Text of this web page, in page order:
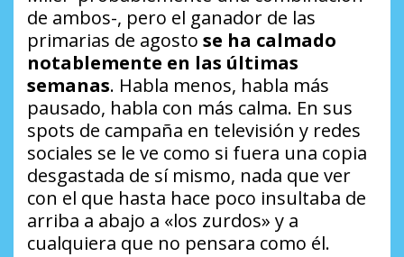
de ambos-, pero el ganador de las
primarias de agosto se ha calmado
notablemente en las últimas
semanas. Habla menos, habla más
pausado, habla con más calma. En sus
spots de campaña en televisión y redes
sociales se le ve como si fuera una copia
desgastada de sí mismo, nada que ver
con el que hasta hace poco insultaba de
arriba a abajo a «los zurdos» y a
cualquiera que no pensara como él.